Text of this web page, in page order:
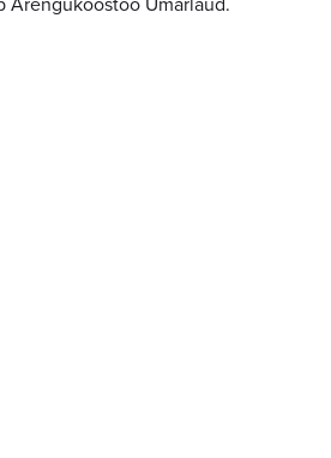
Arengukoostöö Ümarlaud.